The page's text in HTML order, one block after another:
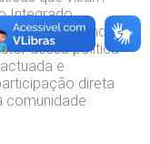
Integrado,
Estado, tendo
dessa política
e
direta
comunidade